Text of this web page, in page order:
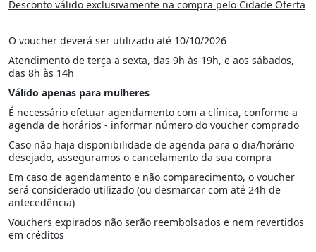
Desconto válido exclusivamente na compra pelo Cidade Oferta
O voucher deverá ser utilizado até 10/10/2026
Atendimento de terça a sexta, das 9h às 19h, e aos sábados,
das 8h às 14h
Válido apenas para mulheres
É necessário efetuar agendamento com a clínica, conforme a
agenda de horários - informar número do voucher comprado
Caso não haja disponibilidade de agenda para o dia/horário
desejado, asseguramos o cancelamento da sua compra
Em caso de agendamento e não comparecimento, o voucher
será considerado utilizado (ou desmarcar com até 24h de
antecedência)
Vouchers expirados não serão reembolsados e nem revertidos
em créditos